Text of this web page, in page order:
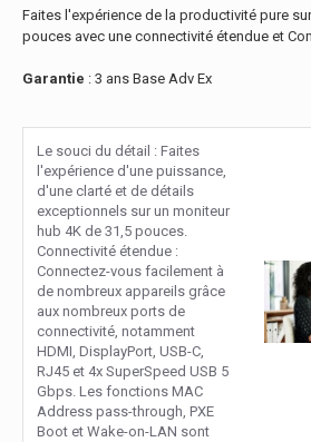
Faites l'expérience de la productivité pure
pouces avec une connectivité étendue et
Garantie : 3 ans Base Adv Ex
Le souci du détail : Faites
l'expérience d'une puissance,
d'une clarté et de détails
exceptionnels sur un moniteur
hub 4K de 31,5 pouces.
Connectivité étendue :
Connectez-vous facilement à
de nombreux appareils grâce
aux nombreux ports de
connectivité, notamment
HDMI, DisplayPort, USB-C,
RJ45 et 4x SuperSpeed USB 5
Gbps. Les fonctions MAC
Address pass-through, PXE
Boot et Wake-on-LAN sont